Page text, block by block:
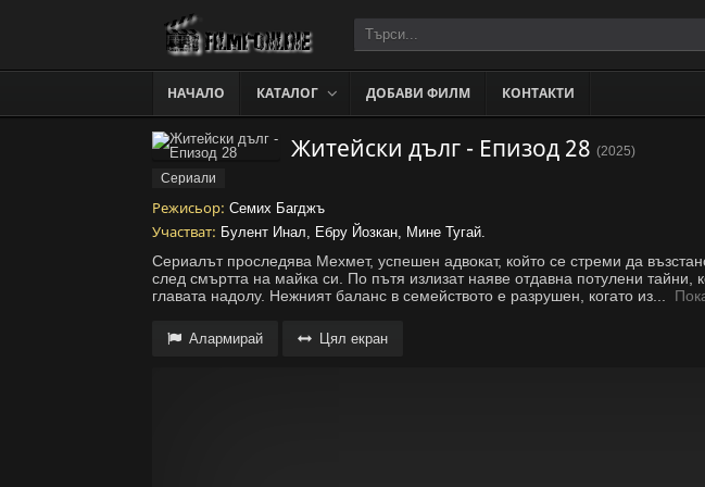
НАЧАЛО КАТАЛОГ ДОБАВИ ФИЛМ КОНТАКТИ
Житейски дълг - Епизод 28 (2025)
Сериали
Режисьор: Семих Багджъ
Участват: Булент Инал, Ебру Йозкан, Мине Тугай.
Сериалът проследява Мехмет, успешен адвокат, който се стреми да
след смъртта на майка си. По пътя излизат наяве отдавна потулени тайни,
главата надолу. Нежният баланс в семейството е разрушен, когато из
Алармирай Цял екран